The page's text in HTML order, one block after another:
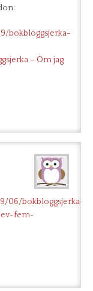
bokbloggsjerka-
– Om jag
06/bokbloggsjerka-
fem-